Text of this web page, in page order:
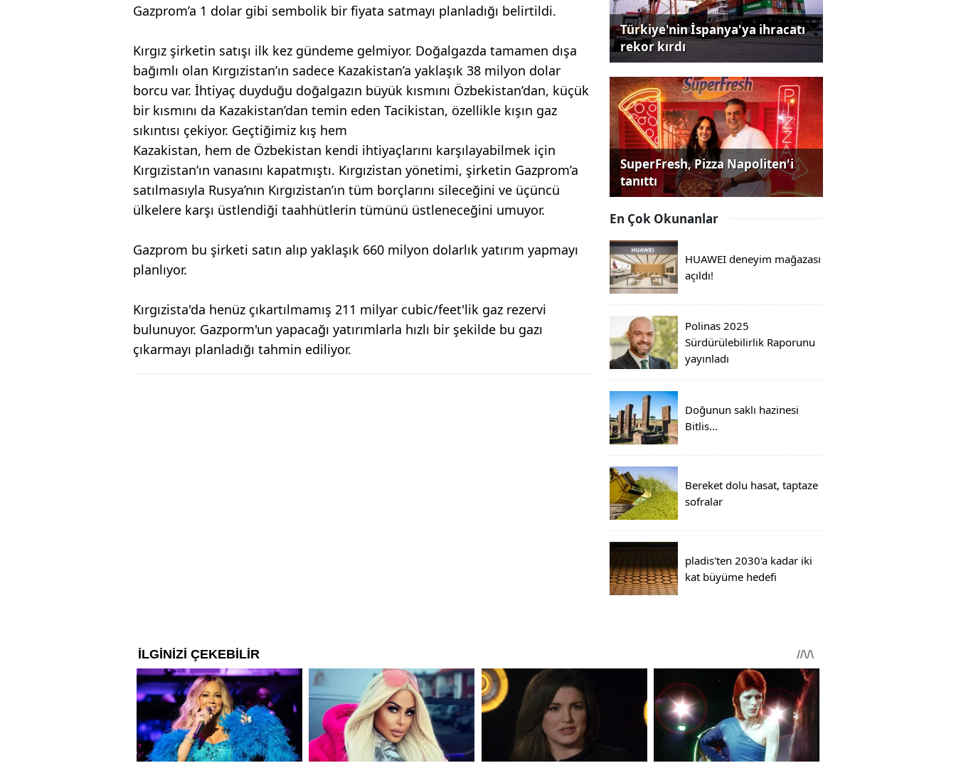
Gazprom’a 1 dolar gibi sembolik bir fiyata satmayı planladığı belirtildi.
Kırgız şirketin satışı ilk kez gündeme gelmiyor. Doğalgazda tamamen dışa
bağımlı olan Kırgızistan’ın sadece Kazakistan’a yaklaşık 38 milyon dolar
borcu var. İhtiyaç duyduğu doğalgazın büyük kısmını Özbekistan’dan, küçük
bir kısmını da Kazakistan’dan temin eden Tacikistan, özellikle kışın gaz
sıkıntısı çekiyor. Geçtiğimiz kış hem
Kazakistan, hem de Özbekistan kendi ihtiyaçlarını karşılayabilmek için
Kırgızistan’ın vanasını kapatmıştı. Kırgızistan yönetimi, şirketin Gazprom’a
satılmasıyla Rusya’nın Kırgızistan’ın tüm borçlarını sileceğini ve üçüncü
ülkelere karşı üstlendiği taahhütlerin tümünü üstleneceğini umuyor.
Gazprom bu şirketi satın alıp yaklaşık 660 milyon dolarlık yatırım yapmayı
planlıyor.
Kırgızista'da henüz çıkartılmamış 211 milyar cubic/feet'lik gaz rezervi
bulunuyor. Gazporm'un yapacağı yatırımlarla hızlı bir şekilde bu gazı
çıkarmayı planladığı tahmin ediliyor.
Türkiye'nin İspanya'ya ihracatı
rekor kırdı
SuperFresh, Pizza Napoliten'i
tanıttı
En Çok Okunanlar
HUAWEI deneyim mağazası
açıldı!
Polinas 2025
Sürdürülebilirlik Raporunu
yayınladı
Doğunun saklı hazinesi
Bitlis...
Bereket dolu hasat, taptaze
sofralar
pladis'ten 2030'a kadar iki
kat büyüme hedefi